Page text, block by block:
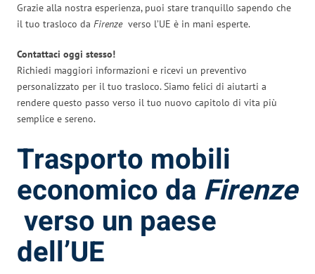
Grazie alla nostra esperienza, puoi stare tranquillo sapendo che
il tuo trasloco da Firenze verso l’UE è in mani esperte.
Contattaci oggi stesso!
Richiedi maggiori informazioni e ricevi un preventivo
personalizzato per il tuo trasloco. Siamo felici di aiutarti a
rendere questo passo verso il tuo nuovo capitolo di vita più
semplice e sereno.
Trasporto mobili
economico da Firenze
verso un paese
dell’UE